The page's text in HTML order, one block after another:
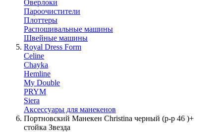
Оверлоки
Пароочистители
Плоттеры
Распошивальные машины
Швейные машины
Royal Dress Form
Celine
Chayka
Hemline
My Double
PRYM
Siera
Аксессуары для манекенов
Портновский Манекен Christina черный (р-р 46 )+
стойка Звезда